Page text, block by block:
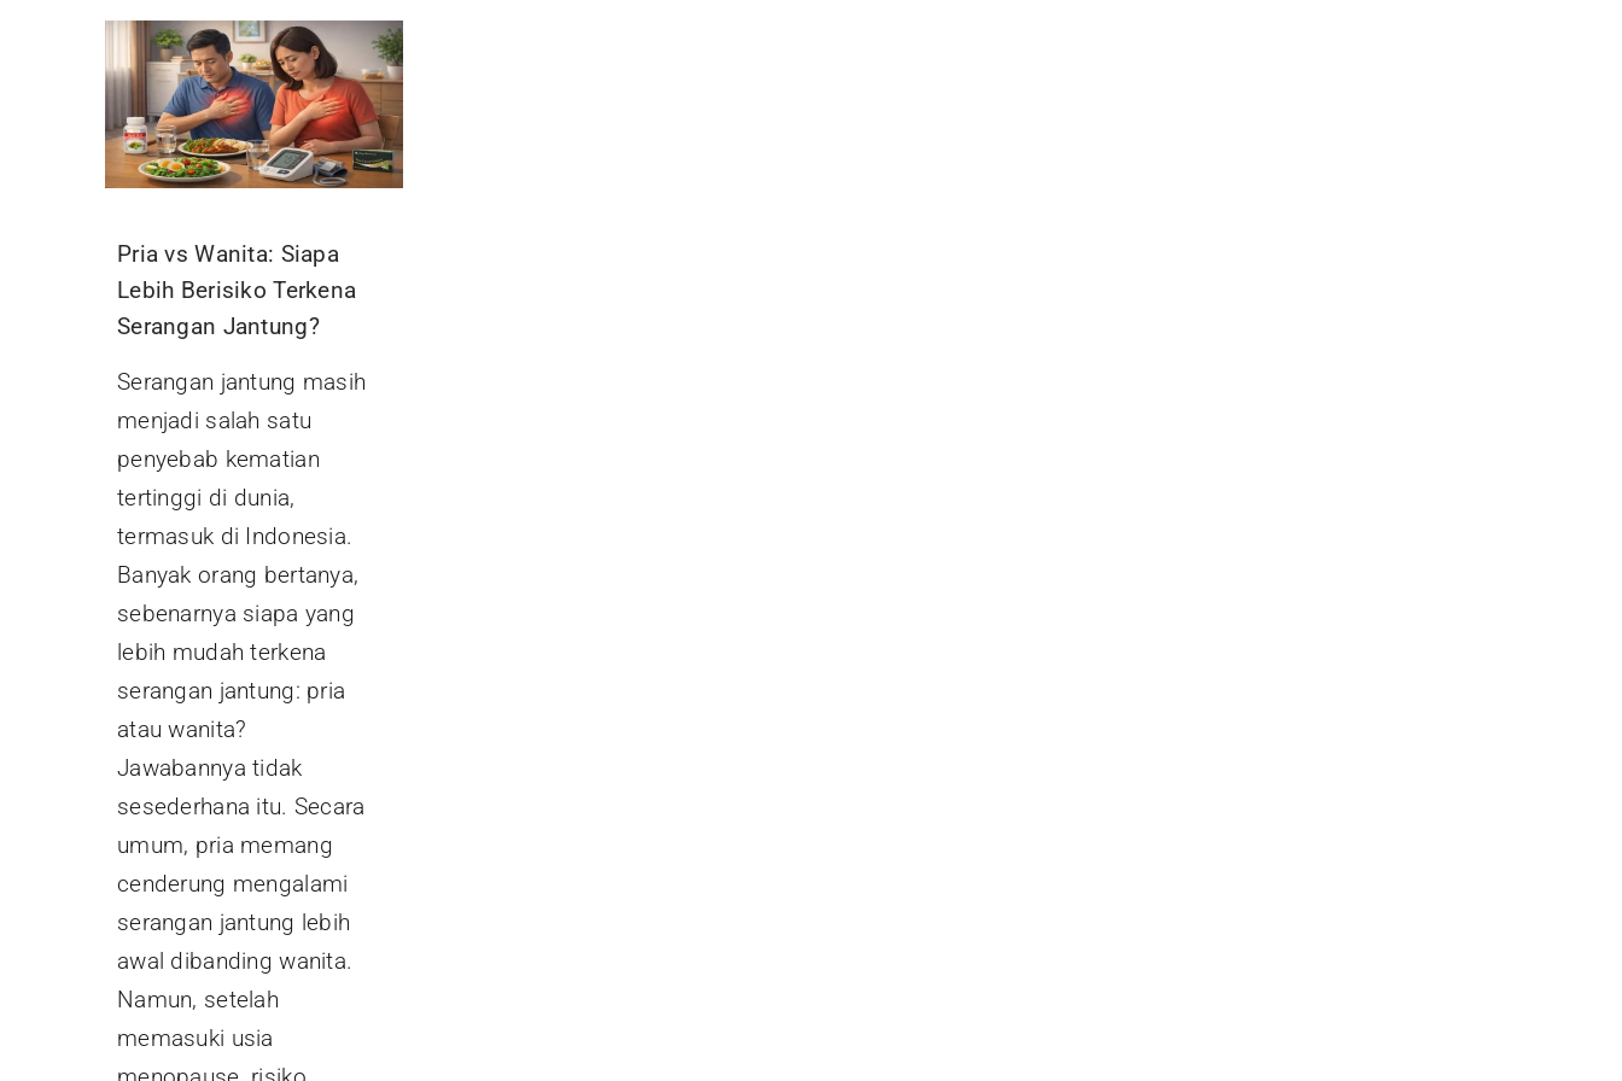
Pria vs Wanita: Siapa
Lebih Berisiko Terkena
Serangan Jantung?
Serangan jantung masih
menjadi salah satu
penyebab kematian
tertinggi di dunia,
termasuk di Indonesia.
Banyak orang bertanya,
sebenarnya siapa yang
lebih mudah terkena
serangan jantung: pria
atau wanita?
Jawabannya tidak
sesederhana itu. Secara
umum, pria memang
cenderung mengalami
serangan jantung lebih
awal dibanding wanita.
Namun, setelah
memasuki usia